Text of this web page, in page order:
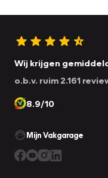
Wij krijgen
o.b.v. ruim 2.161
8.9/10
Mijn Vakgarage